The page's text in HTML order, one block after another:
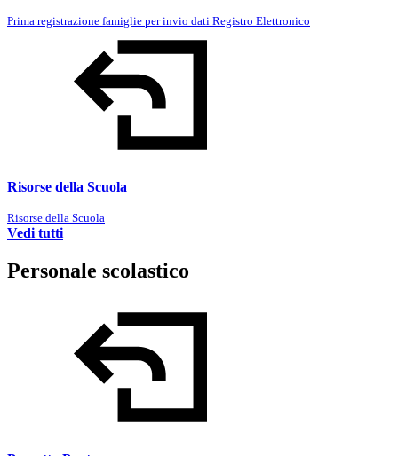
Prima registrazione famiglie per invio dati Registro Elettronico
Risorse della Scuola
Risorse della Scuola
Vedi tutti
Personale scolastico